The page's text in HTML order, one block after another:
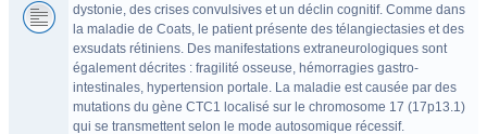
dystonie, des crises convulsives et un déclin cognitif. Comme dans
la maladie de Coats, le patient présente des télangiectasies et des
exsudats rétiniens. Des manifestations extraneurologiques sont
également décrites : fragilité osseuse, hémorragies gastro-
intestinales, hypertension portale. La maladie est causée par des
mutations du gène CTC1 localisé sur le chromosome 17 (17p13.1)
qui se transmettent selon le mode autosomique récessif.